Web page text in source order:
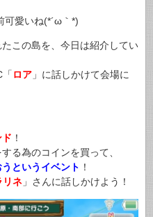
可愛いね(*´ω｀*)
この島を、今日は紹介してい
「 ロア 」に話しかけて会場に
！
る為のコインを買って、
というイベント ！
リネ 」さんに話しかけよう！